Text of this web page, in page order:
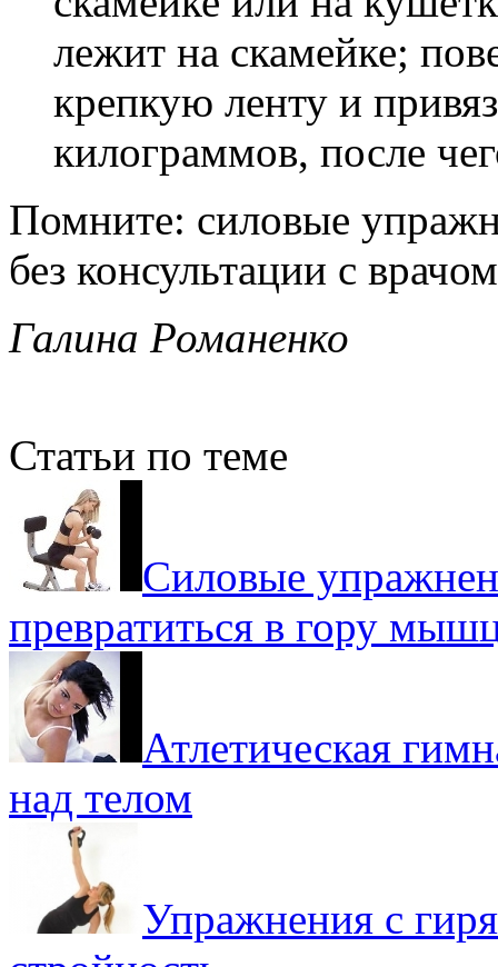
лежит на скамейке;
крепкую ленту и
килограммов, после
Помните: силовые
без консультации с
Галина Романенко
Статьи по теме
Силовые
превратиться в гору
Атлетическая
над телом
Упражнения с